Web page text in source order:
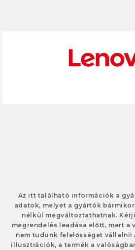
Az itt található információk a
adatok, melyet a gyártók
nélkül megváltoztathatnak.
megrendelés leadása előtt, mert a
nem tudunk felelősséget vállalni!
illusztrációk, a termék a